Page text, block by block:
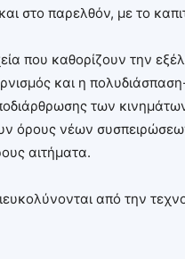
στο παρελθόν, με το
που καθορίζουν την
και η
των
όρους νέων
αιτήματα.
από την